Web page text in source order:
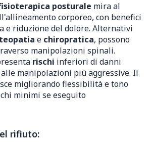
posturale mira al
corporeo, con benefici
e riduzione del dolore. Alternativi
e chiropratica, possono
manipolazioni spinali.
rischi inferiori di danni
manipolazioni più aggressive. Il
migliorando flessibilità e tono
minimi se eseguito
rifiuto: